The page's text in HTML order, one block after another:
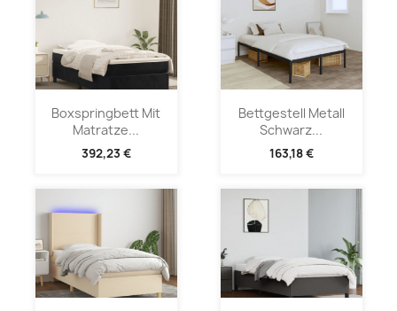
Boxspringbett Mit
Matratze...
392,23 €
Bettgestell Metall
Schwarz...
163,18 €